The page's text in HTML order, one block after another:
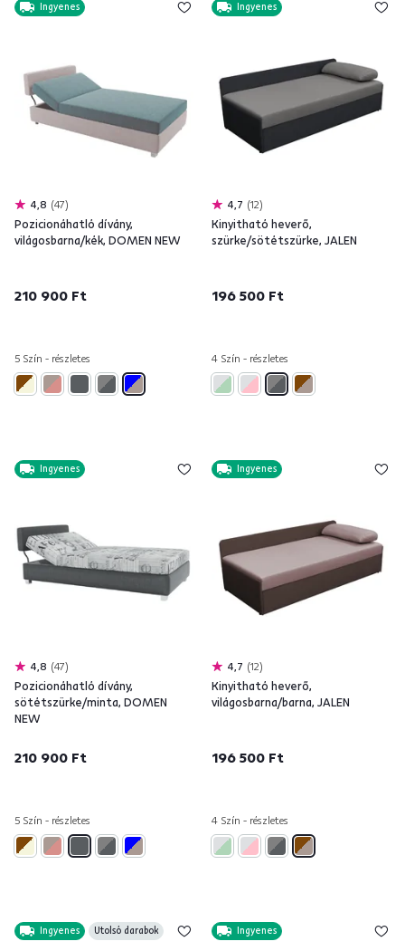
Ingyenes
4,8 47
Pozicionáhatló dívány,
világosbarna/kék, DOMEN NEW
210 900 Ft
5 Szín - részletes
Ingyenes
4,7 12
Kinyitható heverő,
szürke/sötétszürke, JALEN
196 500 Ft
4 Szín - részletes
Ingyenes
4,8 47
Pozicionáhatló dívány,
sötétszürke/minta, DOMEN
NEW
210 900 Ft
5 Szín - részletes
Ingyenes
4,7 12
Kinyitható heverő,
világosbarna/barna, JALEN
196 500 Ft
4 Szín - részletes
Ingyenes Utolsó darabok Ingyenes